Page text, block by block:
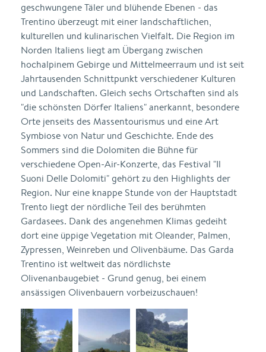
geschwungene Täler und blühende Ebenen - das
Trentino überzeugt mit einer landschaftlichen,
kulturellen und kulinarischen Vielfalt. Die Region im
Norden Italiens liegt am Übergang zwischen
hochalpinem Gebirge und Mittelmeerraum und ist seit
Jahrtausenden Schnittpunkt verschiedener Kulturen
und Landschaften. Gleich sechs Ortschaften sind als
"die schönsten Dörfer Italiens" anerkannt, besondere
Orte jenseits des Massentourismus und eine Art
Symbiose von Natur und Geschichte. Ende des
Sommers sind die Dolomiten die Bühne für
verschiedene Open-Air-Konzerte, das Festival "Il
Suoni Delle Dolomiti" gehört zu den Highlights der
Region. Nur eine knappe Stunde von der Hauptstadt
Trento liegt der nördliche Teil des berühmten
Gardasees. Dank des angenehmen Klimas gedeiht
dort eine üppige Vegetation mit Oleander, Palmen,
Zypressen, Weinreben und Olivenbäume. Das Garda
Trentino ist weltweit das nördlichste
Olivenanbaugebiet - Grund genug, bei einem
ansässigen Olivenbauern vorbeizuschauen!